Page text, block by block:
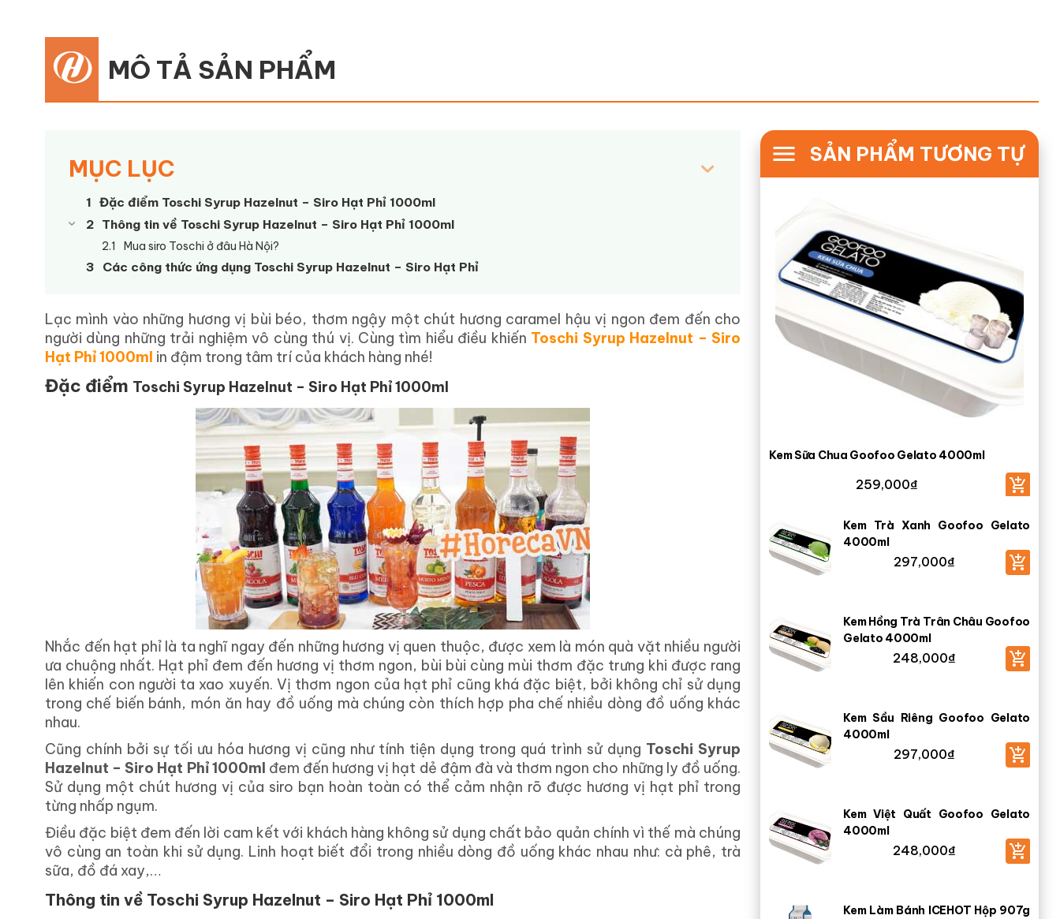
MÔ TẢ SẢN PHẨM
MỤC LỤC
Đặc điểm Toschi Syrup Hazelnut – Siro Hạt Phỉ 1000ml
Thông tin về Toschi Syrup Hazelnut – Siro Hạt Phỉ 1000ml
Mua siro Toschi ở đâu Hà Nội?
Các công thức ứng dụng Toschi Syrup Hazelnut – Siro Hạt Phỉ
Lạc mình vào những hương vị bùi béo, thơm ngậy một chút hương caramel hậu vị ngon đem đến cho
người dùng những trải nghiệm vô cùng thú vị. Cùng tìm hiểu điều khiến Toschi Syrup Hazelnut – Siro
Hạt Phỉ 1000ml in đậm trong tâm trí của khách hàng nhé!
Đặc điểm Toschi Syrup Hazelnut – Siro Hạt Phỉ 1000ml
Nhắc đến hạt phỉ là ta nghĩ ngay đến những hương vị quen thuộc, được xem là món quà vặt nhiều người
ưa chuộng nhất. Hạt phỉ đem đến hương vị thơm ngon, bùi bùi cùng mùi thơm đặc trưng khi được rang
lên khiến con người ta xao xuyến. Vị thơm ngon của hạt phỉ cũng khá đặc biệt, bởi không chỉ sử dụng
trong chế biến bánh, món ăn hay đồ uống mà chúng còn thích hợp pha chế nhiều dòng đồ uống khác
nhau.
Cũng chính bởi sự tối ưu hóa hương vị cũng như tính tiện dụng trong quá trình sử dụng Toschi Syrup
Hazelnut – Siro Hạt Phỉ 1000ml đem đến hương vị hạt dẻ đậm đà và thơm ngon cho những ly đồ uống.
Sử dụng một chút hương vị của siro bạn hoàn toàn có thể cảm nhận rõ được hương vị hạt phỉ trong
từng nhấp ngụm.
Điều đặc biệt đem đến lời cam kết với khách hàng không sử dụng chất bảo quản chính vì thế mà chúng
vô cùng an toàn khi sử dụng. Linh hoạt biết đổi trong nhiều dòng đồ uống khác nhau như: cà phê, trà
sữa, đồ đá xay,…
Thông tin về Toschi Syrup Hazelnut – Siro Hạt Phỉ 1000ml
SẢN PHẨM TƯƠNG TỰ
Kem Sữa Chua Goofoo Gelato 4000ml
259,000₫
Kem Trà Xanh Goofoo Gelato
4000ml
297,000₫
Kem Hồng Trà Trân Châu Goofoo
Gelato 4000ml
248,000₫
Kem Sầu Riêng Goofoo Gelato
4000ml
297,000₫
Kem Việt Quất Goofoo Gelato
4000ml
248,000₫
Kem Làm Bánh ICEHOT Hộp 907g